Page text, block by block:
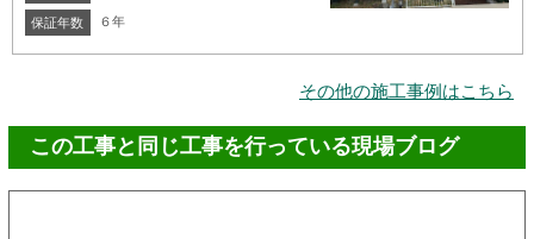
保証年数 ６年
その他の施工事例はこちら
この工事と同じ工事を行っている現場ブログ